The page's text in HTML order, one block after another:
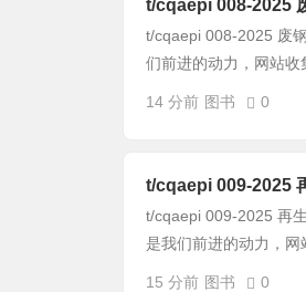
t/cqaepi 008-2025
t/cqaepi 008-2025 废
们前进的动力，网站收
14 分前 图书 0
t/cqaepi 009-2025
t/cqaepi 009-2025 再
是我们前进的动力，网
15 分前 图书 0